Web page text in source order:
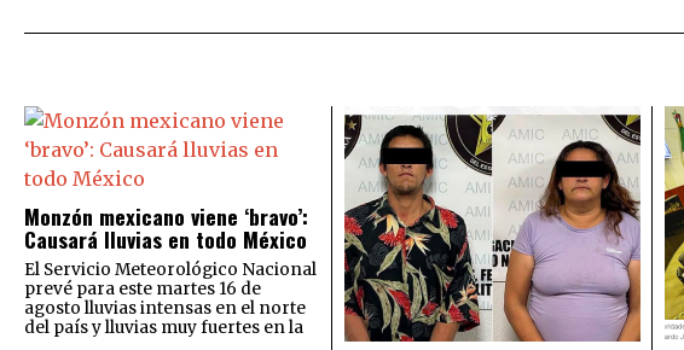
Monzón mexicano viene ‘bravo’:
Causará lluvias en todo México
El Servicio Meteorológico Nacional
prevé para este martes 16 de
agosto lluvias intensas en el norte
del país y lluvias muy fuertes en la